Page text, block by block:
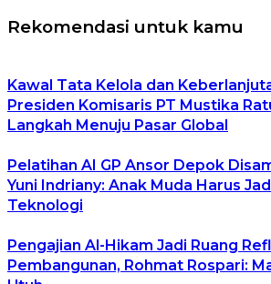
Rekomendasi untuk kamu
Kawal Tata Kelola dan
Presiden Komisaris PT Mustika
Langkah Menuju Pasar Global
Pelatihan AI GP Ansor Depok
Yuni Indriany: Anak Muda Harus
Teknologi
Pengajian Al-Hikam Jadi Ruang
Pembangunan, Rohmat Rospari: